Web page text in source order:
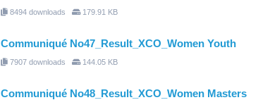
8494 downloads 179.91 KB
Communiqué No47_Result_XCO_Women Youth
7907 downloads 144.05 KB
Communiqué No48_Result_XCO_Women Masters